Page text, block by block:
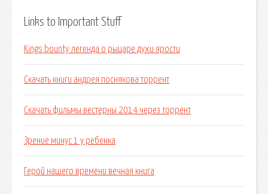
Links to Important Stuff
Kings bounty легенда о рыцаре духи ярости
Скачать книги андрея поснякова торрент
Скачать фильмы вестерны 2014 через торрент
Зрение минус 1 у ребенка
Герой нашего времени вечная книга